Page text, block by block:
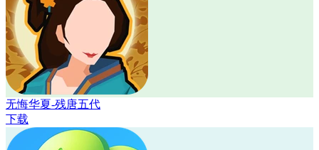
无悔华夏-残唐五代
下载